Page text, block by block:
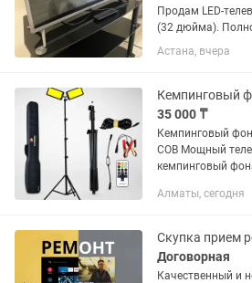
Продам LED-
(32 дюйма).
изображение и
комплекте
электронного
Астана, вчера
35 000 ₸
Кемпинговый
COB Мощный телескопический
кемпинговый
рыбалки, охоты,
Алматы, сегодня
Договорная
Качественный и